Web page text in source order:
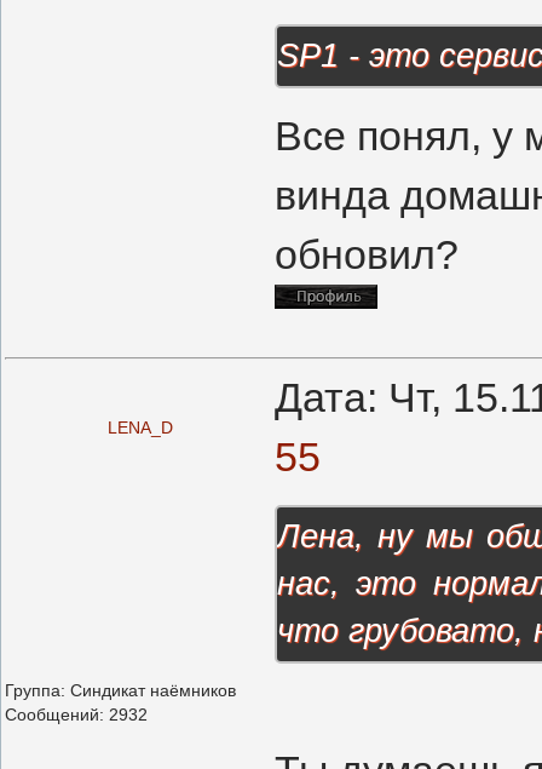
SP1 - это
Все понял, у
винда
обновил?
LENA_D
Дата: Чт,
55
Группа: Синдикат наёмников
Сообщений: 2932
Лена, ну мы
нас, это
что грубовато,